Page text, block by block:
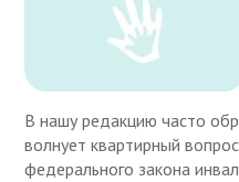
В нашу редакцию часто
волнует квартирный
федерального закона